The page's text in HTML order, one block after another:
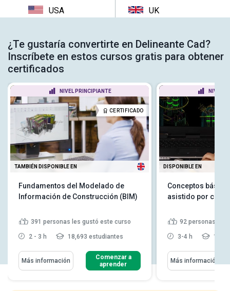
USA UK
¿Te gustaría convertirte en Delineante Cad?
Inscríbete en estos cursos gratis para obtener
certificados
NIVEL PRINCIPIANTE
CERTIFICADO
TAMBIÉN DISPONIBLE EN
Fundamentos del Modelado de
Información de Construcción (BIM)
391 personas les gustó este curso
2 - 3 h 18,693 estudiantes
Más información
Comenzar a
aprender
NIVEL
DISPONIBLE EN
Conceptos
asistido por
92 personas les
3-4 h
Más información